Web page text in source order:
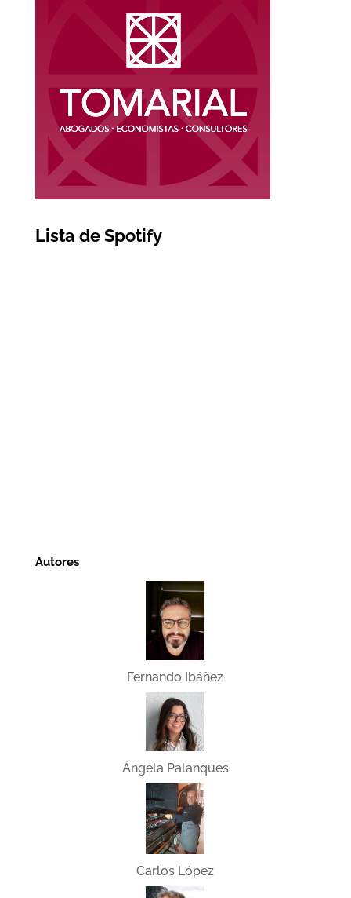
Lista de Spotify
Autores
Fernando Ibáñez
Ángela Palanques
Carlos López